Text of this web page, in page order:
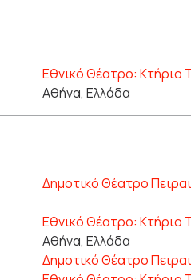
Εθνικό Θέατρο: Κτήριο
Αθήνα, Ελλάδα
Δημοτικό Θέατρο
Εθνικό Θέατρο: Κτήριο
Αθήνα, Ελλάδα
Δημοτικό Θέατρο